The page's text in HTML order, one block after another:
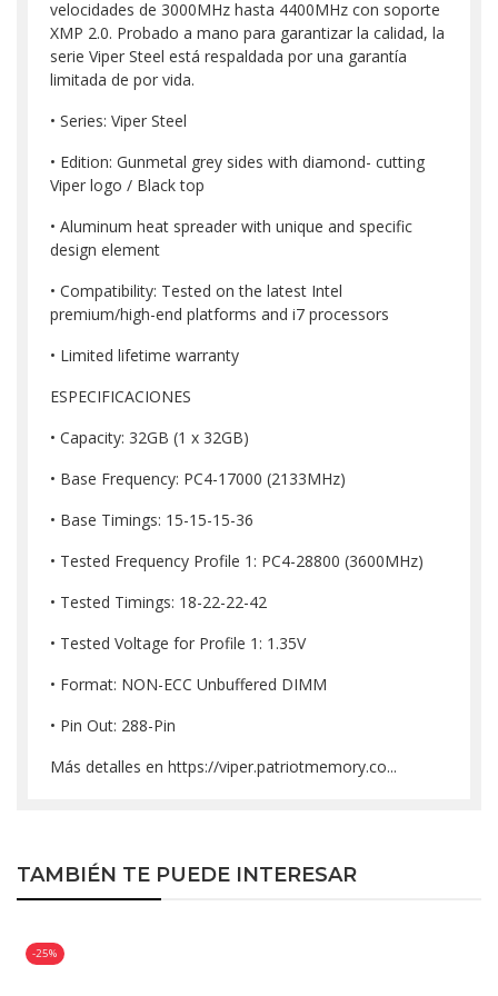
velocidades de 3000MHz hasta 4400MHz con soporte
XMP 2.0. Probado a mano para garantizar la calidad, la
serie Viper Steel está respaldada por una garantía
limitada de por vida.
• Series: Viper Steel
• Edition: Gunmetal grey sides with diamond- cutting
Viper logo / Black top
• Aluminum heat spreader with unique and specific
design element
• Compatibility: Tested on the latest Intel
premium/high-end platforms and i7 processors
• Limited lifetime warranty
ESPECIFICACIONES
• Capacity: 32GB (1 x 32GB)
• Base Frequency: PC4-17000 (2133MHz)
• Base Timings: 15-15-15-36
• Tested Frequency Profile 1: PC4-28800 (3600MHz)
• Tested Timings: 18-22-22-42
• Tested Voltage for Profile 1: 1.35V
• Format: NON-ECC Unbuffered DIMM
• Pin Out: 288-Pin
Más detalles en https://viper.patriotmemory.co...
TAMBIÉN TE PUEDE INTERESAR
-25%